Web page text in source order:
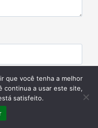
que você tenha a melhor
continua a usar este site,
satisfeito.